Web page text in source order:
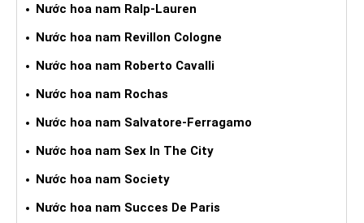
Nước hoa nam Ralp-Lauren
Nước hoa nam Revillon Cologne
Nước hoa nam Roberto Cavalli
Nước hoa nam Rochas
Nước hoa nam Salvatore-Ferragamo
Nước hoa nam Sex In The City
Nước hoa nam Society
Nước hoa nam Succes De Paris